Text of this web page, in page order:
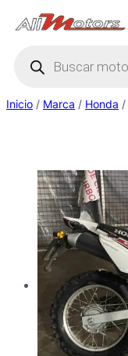
Saltar
al
productos
Inicio / Marca / Honda /